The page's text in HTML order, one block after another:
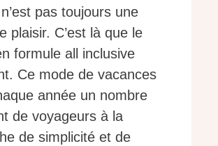
pas toujours une
plaisir. C’est là que le
formule all inclusive
Ce mode de vacances
année un nombre
de voyageurs à la
de simplicité et de